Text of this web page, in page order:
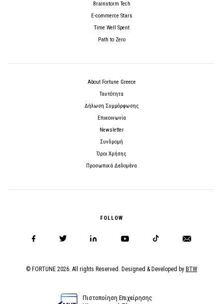
Brainstorm Tech
E-commerce Stars
Time Well Spent
Path to Zero
About Fortune Greece
Ταυτότητα
Δήλωση Συμμόρφωσης
Επικοινωνία
Newsletter
Συνδρομή
Όροι Χρήσης
Προσωπικά Δεδομένα
FOLLOW
© FORTUNE 2026. All rights Reserved. Designed & Developed by BTW
Πιστοποίηση Επιχείρησης